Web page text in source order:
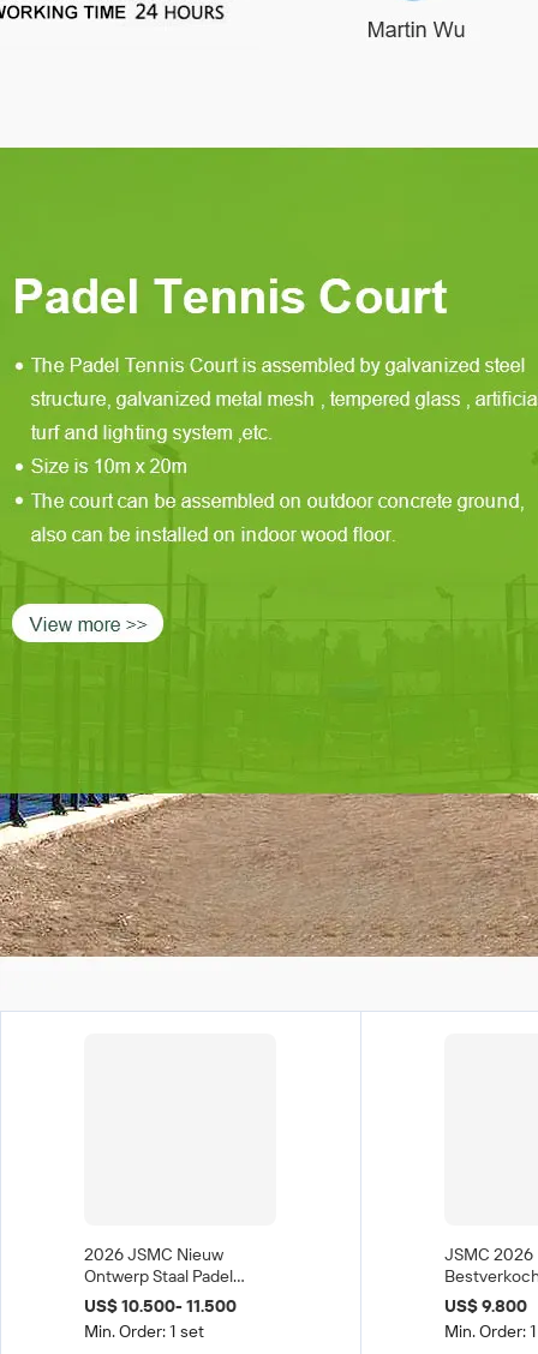
2026 JSMC Nieuw
Ontwerp Staal Padel
Tennisbaan 20m x 10m 3
Jaar Garantie
Fabrieksprijs
US$ 10.500- 11.500
Min. Order: 1 set
JSMC 2026
200W LED
US$ 9.800
Min. Order: